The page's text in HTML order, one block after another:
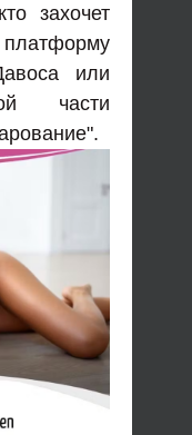
захочет
платформу
или
части